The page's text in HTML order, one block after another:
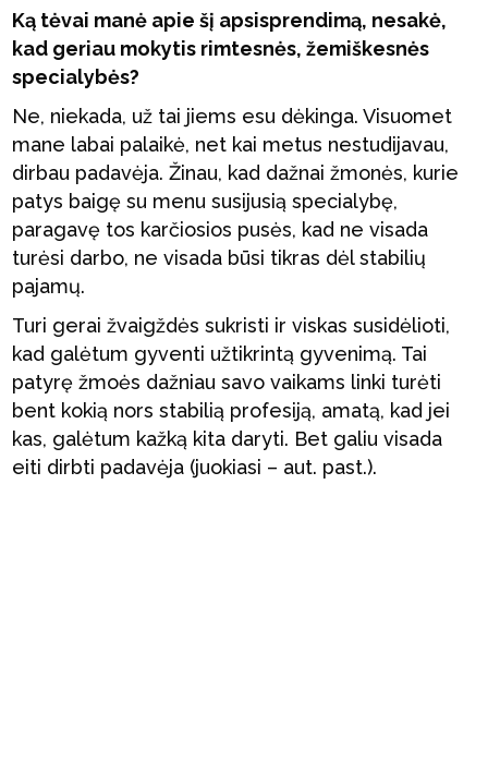
Ką tėvai manė apie šį apsisprendimą, nesakė,
kad geriau mokytis rimtesnės, žemiškesnės
specialybės?
Ne, niekada, už tai jiems esu dėkinga. Visuomet
mane labai palaikė, net kai metus nestudijavau,
dirbau padavėja. Žinau, kad dažnai žmonės, kurie
patys baigę su menu susijusią specialybę,
paragavę tos karčiosios pusės, kad ne visada
turėsi darbo, ne visada būsi tikras dėl stabilių
pajamų.
Turi gerai žvaigždės sukristi ir viskas susidėlioti,
kad galėtum gyventi užtikrintą gyvenimą. Tai
patyrę žmoės dažniau savo vaikams linki turėti
bent kokią nors stabilią profesiją, amatą, kad jei
kas, galėtum kažką kita daryti. Bet galiu visada
eiti dirbti padavėja (juokiasi – aut. past.).